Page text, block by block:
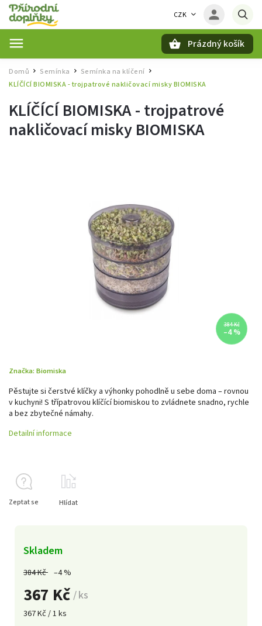
CZK
Prázdný košík
Domů / Semínka Semínka na klíčení
KLÍČÍCÍ BIOMISKA - trojpatrové nakličovací misky BIOMISKA
KLÍČÍCÍ BIOMISKA - trojpatrové
nakličovací misky BIOMISKA
384 Kč
–4 %
Značka: Biomiska
384 Kč –4 %
367 Kč / ks
367 Kč / 1 ks
Skladem
Pěstujte si čerstvé klíčky a výhonky pohodlně u sebe doma – rovnou
v kuchyni! S třípatrovou klíčící biomiskou to zvládnete snadno, rychle
a bez zbytečné námahy.
Detailní informace
Zeptat se Hlídat